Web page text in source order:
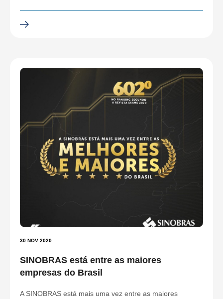
30 NOV 2020
SINOBRAS está entre as maiores
empresas do Brasil
A SINOBRAS está mais uma vez entre as maiores